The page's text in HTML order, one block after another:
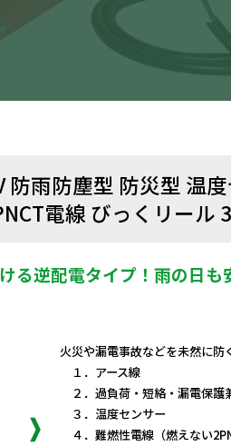
防雨防塵型 防災型 温
電線 びっくリール
る逆配電タイプ！雨の日も
火災や漏電事故などを未然に防
１．アース線
２．過負荷・短絡・漏電保護
３．温度センサー
４．難燃性電線（燃えない